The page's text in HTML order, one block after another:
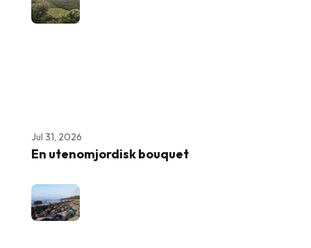
Jul 31, 2026
En utenomjordisk bouquet